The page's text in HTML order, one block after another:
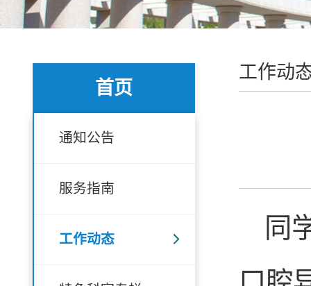
首页
通知公告
服务指南
工作动态
工作动
同